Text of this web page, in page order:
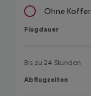
Ohne Koffer
Flugdauer
Flugdauer
Bis zu 24 Stunden
Abflugzeiten
Abflugzeiten